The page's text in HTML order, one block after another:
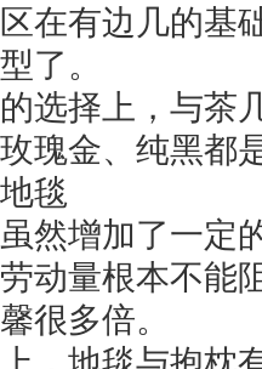
有边几的基础
了。
择上，与茶几
瑰金、纯黑都
毯
增加了一定的
动量根本不能
很多倍。